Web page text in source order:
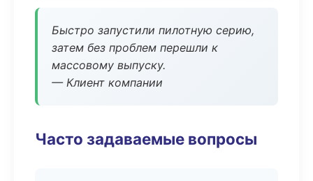
Быстро запустили пилотную серию,
затем без проблем перешли к
массовому выпуску.
— Клиент компании
Часто задаваемые вопросы